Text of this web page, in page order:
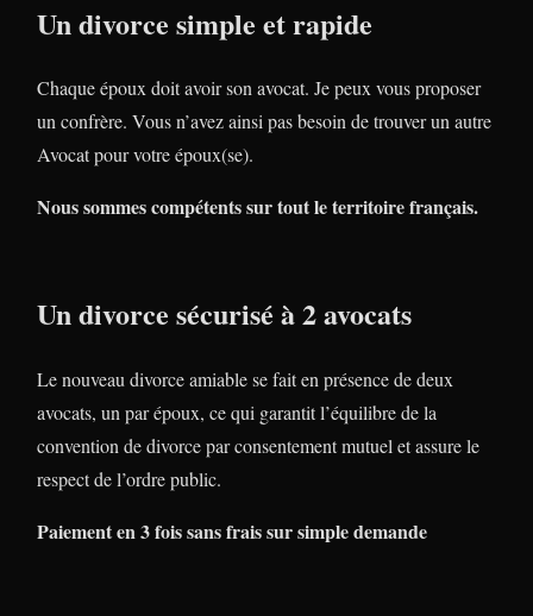
Un divorce simple et rapide
Chaque époux doit avoir son avocat. Je peux vous proposer
un confrère. Vous n’avez ainsi pas besoin de trouver un autre
Avocat pour votre époux(se).
Nous sommes compétents sur tout le territoire français.
Un divorce sécurisé à 2 avocats
Le nouveau divorce amiable se fait en présence de deux
avocats, un par époux, ce qui garantit l’équilibre de la
convention de divorce par consentement mutuel et assure le
respect de l’ordre public.
Paiement en 3 fois sans frais sur simple demande